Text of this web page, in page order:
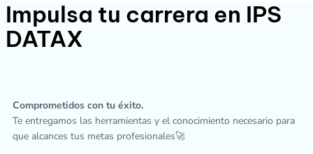
Impulsa tu carrera en IPS
DATAX
Comprometidos con tu éxito.
Te entregamos las herramientas y el conocimiento necesario para
que alcances tus metas profesionales🚀